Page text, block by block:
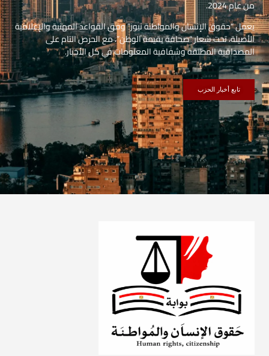
من عام 2024.
يعمل “حقوق الإنسان والمواطنة نيوز” وفق القواعد المهنية والإعلامية
الأصيلة، تحت شعار “صحافة بقيمة الوطن”، مع الحرص التام على
المصداقية المطلقة وشفافية المعلومات في كل الأخبار.
تابع أخبار الحزب